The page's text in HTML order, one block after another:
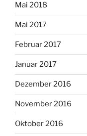
Mai 2018
Mai 2017
Februar 2017
Januar 2017
Dezember 2016
November 2016
Oktober 2016